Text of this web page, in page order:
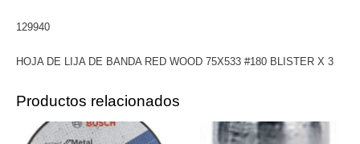
#180
X
cantidad
129940
HOJA DE LIJA DE BANDA RED WOOD 75X533 #180 BLISTER X 3
Productos relacionados